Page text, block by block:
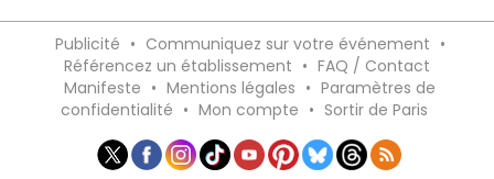
Publicité • Communiquez sur votre événement •
Référencez un établissement • FAQ / Contact
Manifeste • Mentions légales • Paramètres de
confidentialité • Mon compte • Sortir de Paris